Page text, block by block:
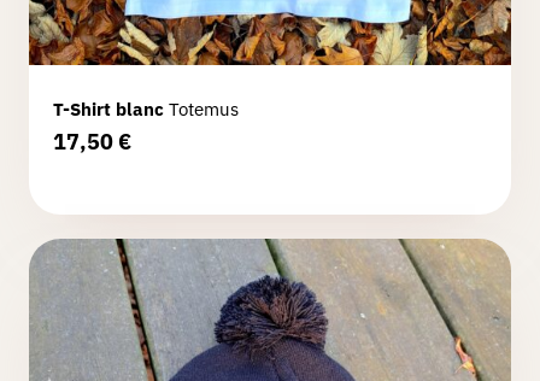
Comment
jouer ?
T-Shirt blanc Totemus
17,50 €